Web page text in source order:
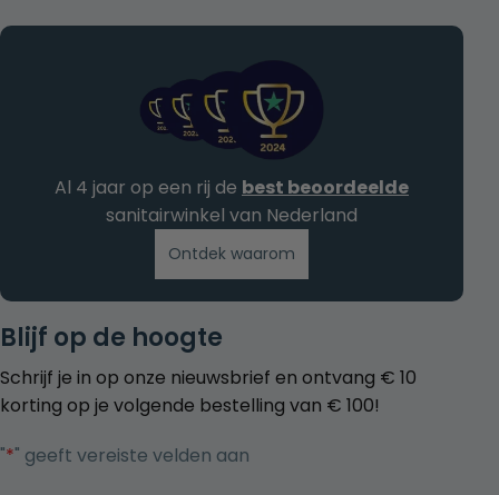
Blijf op de hoogte
Schrijf je in op onze nieuwsbrief en ontvang € 10
korting op je volgende bestelling van € 100!
"*" geeft vereiste velden aan
Al 4 jaar op een rij de best beoordeelde
sanitairwinkel van Nederland
Ontdek waarom